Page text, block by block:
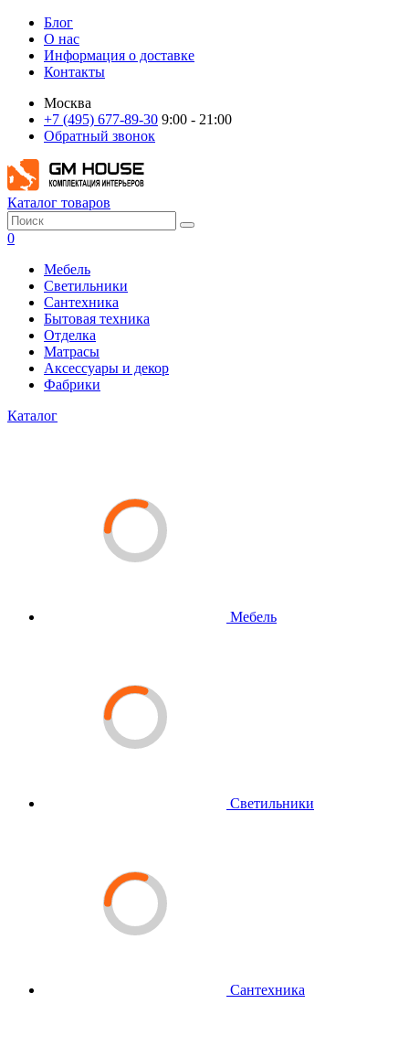
Блог
О нас
Информация о доставке
Контакты
Москва
+7 (495) 677-89-30 9:00 - 21:00
Обратный звонок
Каталог товаров
0
Мебель
Светильники
Сантехника
Бытовая техника
Отделка
Матрасы
Аксессуары и декор
Фабрики
Каталог
Мебель
Светильники
Сантехника